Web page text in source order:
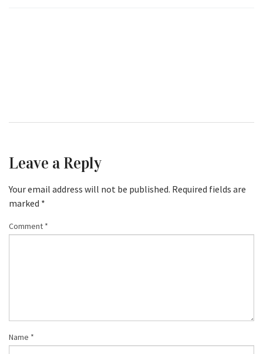
Leave a Reply
Your email address will not be published. Required fields are
marked *
Comment *
Name *